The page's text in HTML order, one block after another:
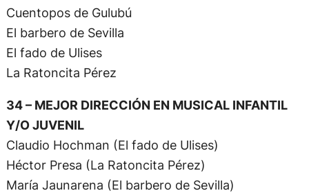
Cuentopos de Gulubú
El barbero de Sevilla
El fado de Ulises
La Ratoncita Pérez
34 – MEJOR DIRECCIÓN EN MUSICAL INFANTIL
Y/O JUVENIL
Claudio Hochman (El fado de Ulises)
Héctor Presa (La Ratoncita Pérez)
María Jaunarena (El barbero de Sevilla)